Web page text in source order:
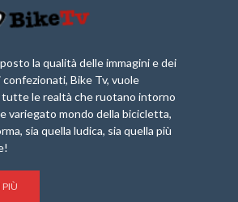
la qualità delle immagini e dei
Bike Tv, vuole
tutte le realtà che ruotano intorno
variegato mondo della bicicletta,
sia quella ludica, sia quella più
PIÙ